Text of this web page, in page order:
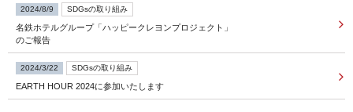
2024/8/9 SDGsの取り組み
名鉄ホテルグループ「ハッピークレヨンプロジェクト」
のご報告
2024/3/22 SDGsの取り組み
EARTH HOUR 2024に参加いたします